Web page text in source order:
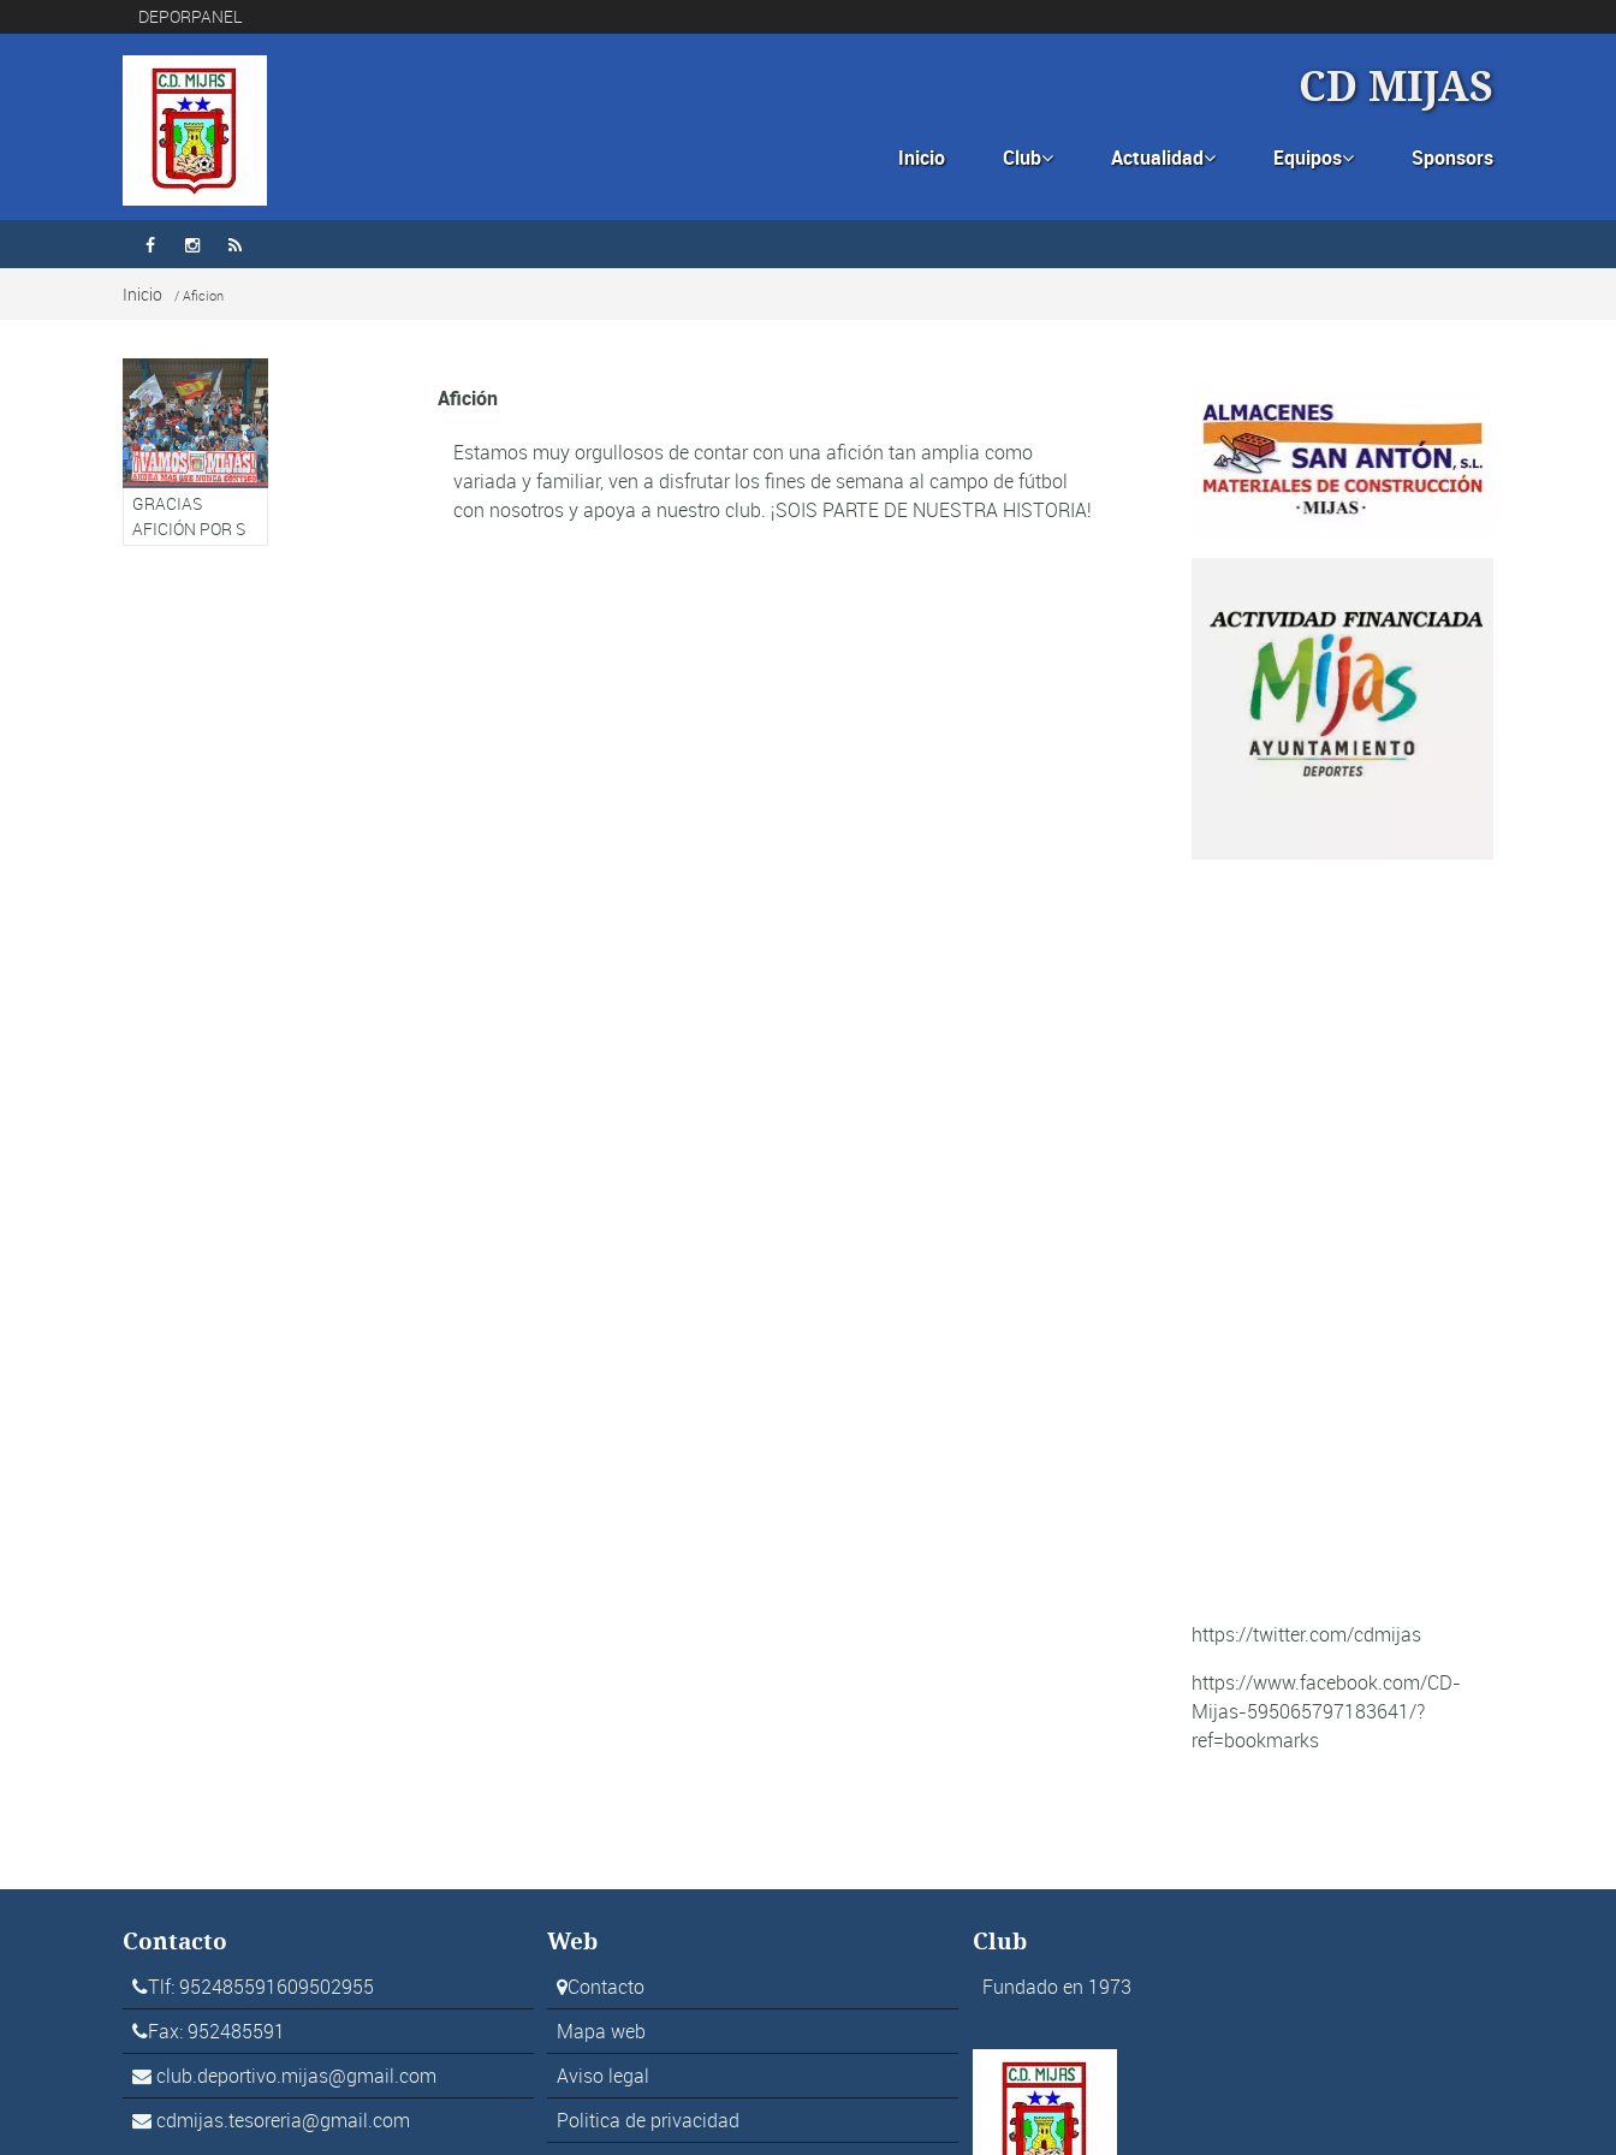
DEPORPANEL
CD MIJAS
Inicio Club Actualidad Equipos Sponsors
  
Inicio / Aficion
GRACIAS
AFICIÓN POR S
Afición
Estamos muy orgullosos de contar con una afición tan amplia como
variada y familiar, ven a disfrutar los fines de semana al campo de fútbol
con nosotros y apoya a nuestro club. ¡SOIS PARTE DE NUESTRA HISTORIA!
https://twitter.com/cdmijas
https://www.facebook.com/CD-
Mijas-595065797183641/?
ref=bookmarks
Contacto
Tlf: 952485591609502955
Fax: 952485591
club.deportivo.mijas@gmail.com
cdmijas.tesoreria@gmail.com
Web
Contacto
Mapa web
Aviso legal
Politica de privacidad
Club
Fundado en 1973